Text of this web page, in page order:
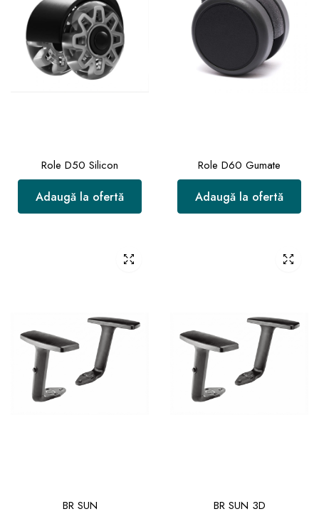
Role D50 Silicon
Adaugă la ofertă
Role D60 Gumate
Adaugă la ofertă
BR SUN BR SUN 3D